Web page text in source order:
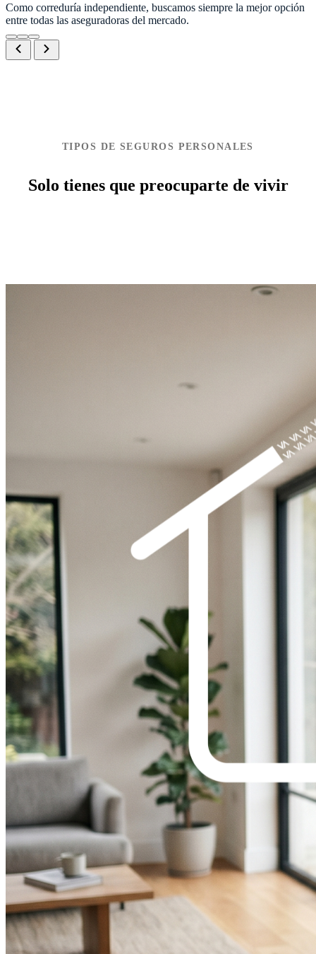
Como correduría independiente, buscamos siempre la mejor opción
entre todas las aseguradoras del mercado.
TIPOS DE SEGUROS PERSONALES
Solo tienes que preocuparte de vivir